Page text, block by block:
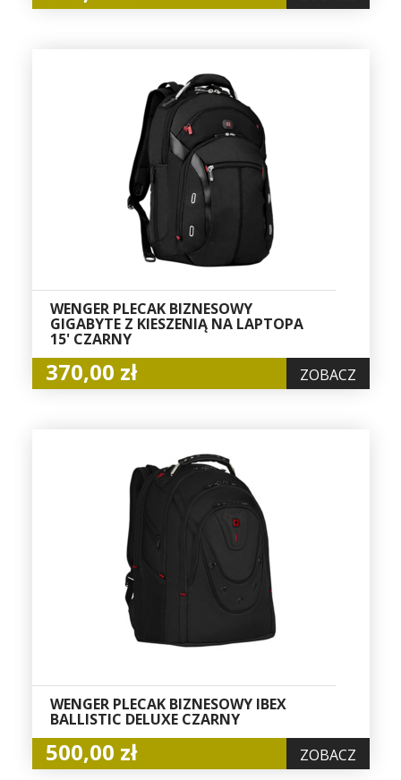
WENGER PLECAK BIZNESOWY
GIGABYTE Z KIESZENIĄ NA LAPTOPA
15' CZARNY
370,00 zł ZOBACZ
WENGER PLECAK BIZNESOWY IBEX
BALLISTIC DELUXE CZARNY
500,00 zł ZOBACZ